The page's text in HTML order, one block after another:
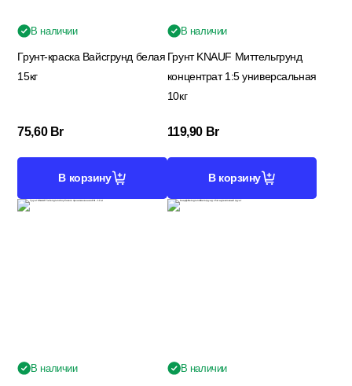
Декоративные штукатурки (готовые)
Картон; Плёнки; Мешки для
строительного мусора
Краски; Грунтовки; Пропитки
В наличии
Грунт-краска Вайсгрунд белая
15кг
75,60 Br
В корзину
В наличии
Грунт KNAUF Миттельгрунд
концентрат 1:5 универсальная
10кг
119,90 Br
В корзину
В наличии В наличии